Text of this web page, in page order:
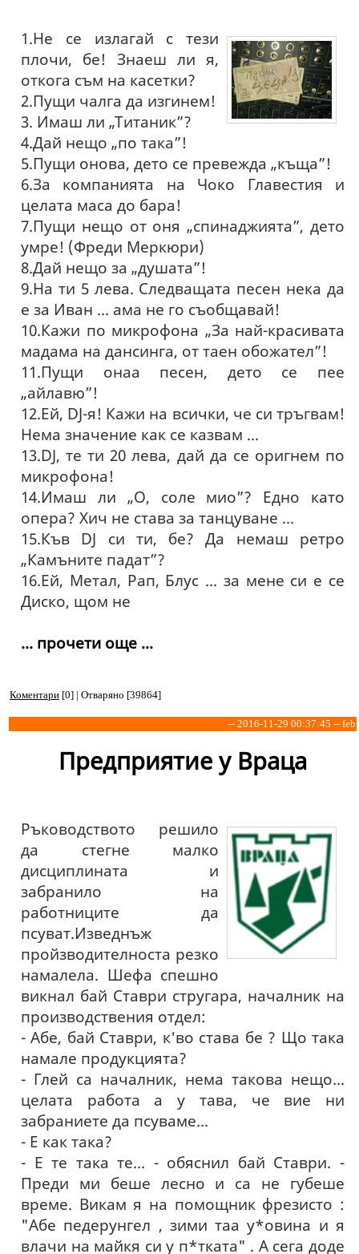
1.Не се излагай с тези
плочи, бе! Знаеш ли я,
откога съм на касетки?
2.Пущи чалга да изгинем!
3. Имаш ли „Титаник”?
4.Дай нещо „по така”!
5.Пущи онова, дето се превежда „къща”!
6.За компанията на Чоко Главестия и
целата маса до бара!
7.Пущи нещо от оня „спинаджията”, дето
умре! (Фреди Меркюри)
8.Дай нещо за „душата”!
9.На ти 5 лева. Следващата песен нека да
е за Иван ... ама не го съобщавай!
10.Кажи по микрофона „За най-красивата
мадама на дансинга, от таен обожател”!
11.Пущи онаа песен, дето се пее
„айлавю”!
12.Ей, DJ-я! Кажи на всички, че си тръгвам!
Нема значение как се казвам ...
13.DJ, те ти 20 лева, дай да се оригнем по
микрофона!
14.Имаш ли „О, соле мио”? Едно като
опера? Хич не става за танцуване ...
15.Къв DJ си ти, бе? Да немаш ретро
„Камъните падат”?
16.Ей, Метал, Рап, Блус ... за мене си е се
Диско, щом не
... прочети още ...
Коментари [0] | Отваряно [39864]
-- 2016-11-29 00:37:45 -- feb
Предприятие у Враца
Ръководството решило
да стегне малко
дисциплината и
забранило на
работниците да
псуват.Изведнъж
пройзводителноста резко
намалела. Шефа спешно
викнал бай Ставри стругара, началник на
производствения отдел:
- Абе, бай Ставри, к'во става бе ? Що така
намале продукцията?
- Глей са началник, нема такова нещо...
целата работа а у тава, че вие ни
забраниете да псуваме...
- Е как така?
- Е те така те... - обяснил бай Ставри. -
Преди ми беше лесно и са не губеше
време. Викам я на помощник фрезисто :
"Абе педерунгел , зими таа у*овина и я
влачи на майкя си у п*тката" . А сега доде